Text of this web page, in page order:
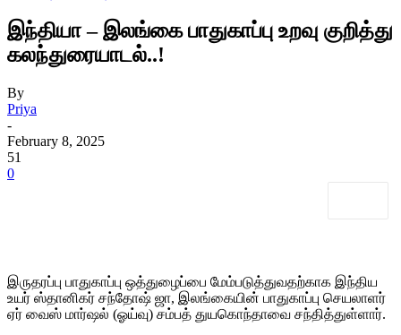
இந்தியா – இலங்கை பாதுகாப்பு உறவு குறித்து
கலந்துரையாடல்..!
By
Priya
-
February 8, 2025
51
0
இருதரப்பு பாதுகாப்பு ஒத்துழைப்பை மேம்படுத்துவதற்காக இந்திய
உயர் ஸ்தானிகர் சந்தோஷ் ஜா, இலங்கையின் பாதுகாப்பு செயலாளர்
ஏர் வைஸ் மார்ஷல் (ஓய்வு) சம்பத் துயகொந்தாவை சந்தித்துள்ளார்.